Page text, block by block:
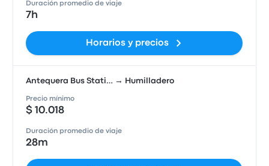
Duración promedio de viaje
7h
Horarios y precios
Antequera Bus Stati… → Humilladero
Precio mínimo
$ 10.018
Duración promedio de viaje
28m